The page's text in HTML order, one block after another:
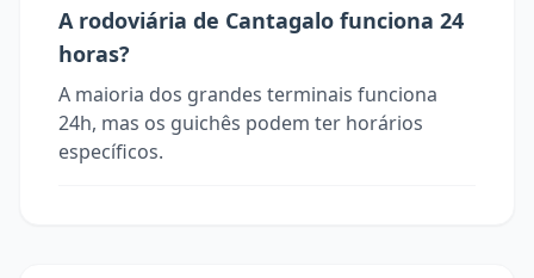
A rodoviária de Cantagalo funciona 24
horas?
A maioria dos grandes terminais funciona
24h, mas os guichês podem ter horários
específicos.